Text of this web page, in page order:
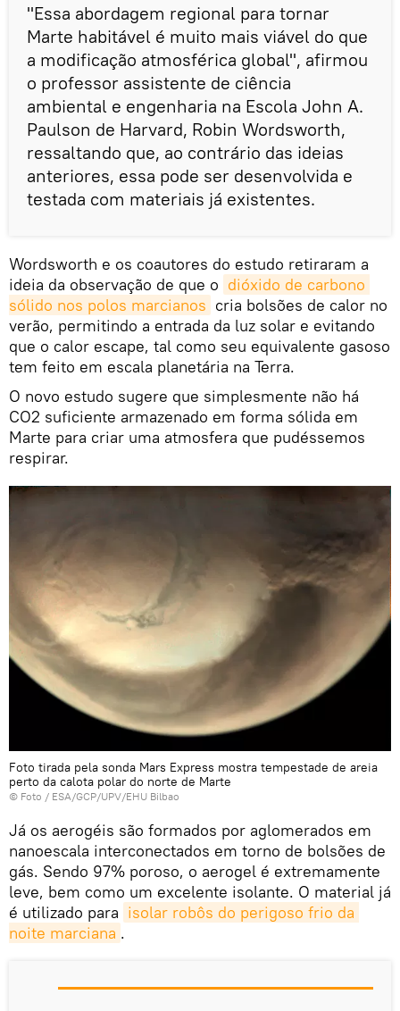
"Essa abordagem regional para tornar
Marte habitável é muito mais viável do que
a modificação atmosférica global", afirmou
o professor assistente de ciência
ambiental e engenharia na Escola John A.
Paulson de Harvard, Robin Wordsworth,
ressaltando que, ao contrário das ideias
anteriores, essa pode ser desenvolvida e
testada com materiais já existentes.
Wordsworth e os coautores do estudo retiraram a
ideia da observação de que o dióxido de carbono
sólido nos polos marcianos cria bolsões de calor no
verão, permitindo a entrada da luz solar e evitando
que o calor escape, tal como seu equivalente gasoso
tem feito em escala planetária na Terra.
O novo estudo sugere que simplesmente não há
CO2 suficiente armazenado em forma sólida em
Marte para criar uma atmosfera que pudéssemos
respirar.
Foto tirada pela sonda Mars Express mostra tempestade de areia
perto da calota polar do norte de Marte
© Foto / ESA/GCP/UPV/EHU Bilbao
Já os aerogéis são formados por aglomerados em
nanoescala interconectados em torno de bolsões de
gás. Sendo 97% poroso, o aerogel é extremamente
leve, bem como um excelente isolante. O material já
é utilizado para isolar robôs do perigoso frio da
noite marciana .